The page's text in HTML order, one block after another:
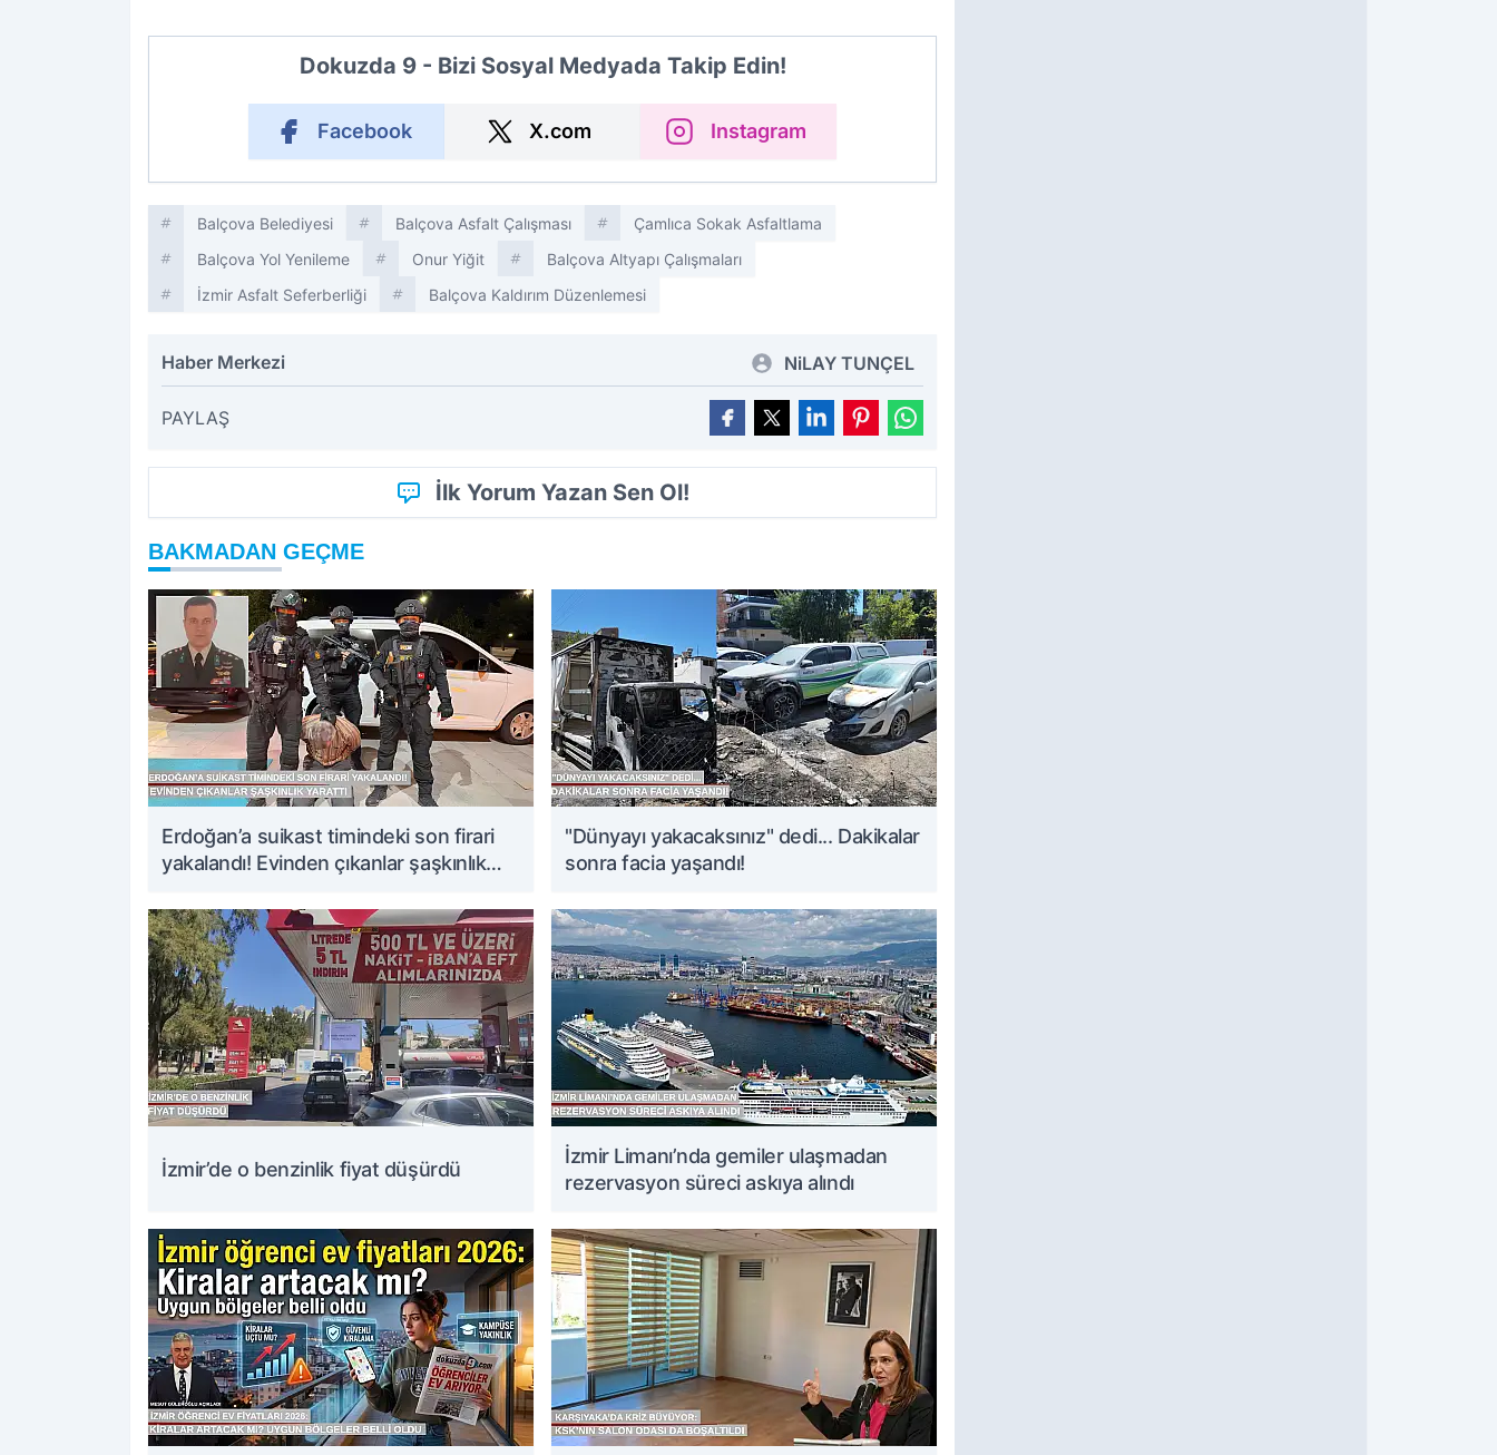
Dokuzda 9 - Bizi Sosyal Medyada Takip Edin!
Facebook X.com Instagram
Balçova Belediyesi Balçova Asfalt Çalışması
Çamlıca Sokak Asfaltlama
Balçova Yol Yenileme
Onur Yiğit
Balçova Altyapı Çalışmaları
İzmir Asfalt Seferberliği
Balçova Kaldırım Düzenlemesi
Haber Merkezi NiLAY TUNÇEL
PAYLAŞ
İlk Yorum Yazan Sen Ol!
BAKMADAN GEÇME
Erdoğan’a suikast timindeki son firari
yakalandı! Evinden çıkanlar şaşkınlık
"Dünyayı yakacaksınız" dedi... Dakikalar
sonra facia yaşandı!
İzmir’de o benzinlik fiyat düşürdü
İzmir Limanı’nda gemiler ulaşmadan
rezervasyon süreci askıya alındı